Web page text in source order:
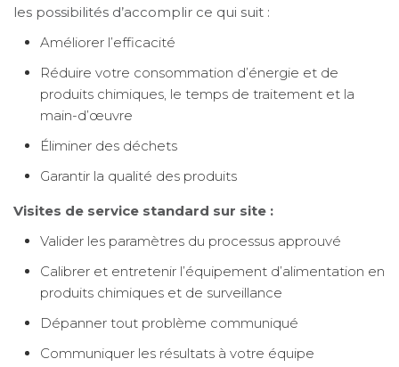
les possibilités d’accomplir ce qui suit :
Améliorer l’efficacité
Réduire votre consommation d’énergie et de
produits chimiques, le temps de traitement et la
main-d’œuvre
Éliminer des déchets
Garantir la qualité des produits
Visites de service standard sur site :
Valider les paramètres du processus approuvé
Calibrer et entretenir l’équipement d’alimentation en
produits chimiques et de surveillance
Dépanner tout problème communiqué
Communiquer les résultats à votre équipe